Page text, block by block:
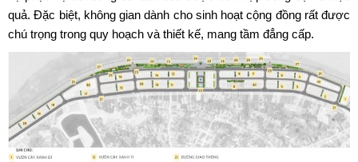
quả. Đặc biệt, không gian dành cho sinh hoạt cộng đồng rất được
chú trọng trong quy hoạch và thiết kế, mang tầm đẳng cấp.